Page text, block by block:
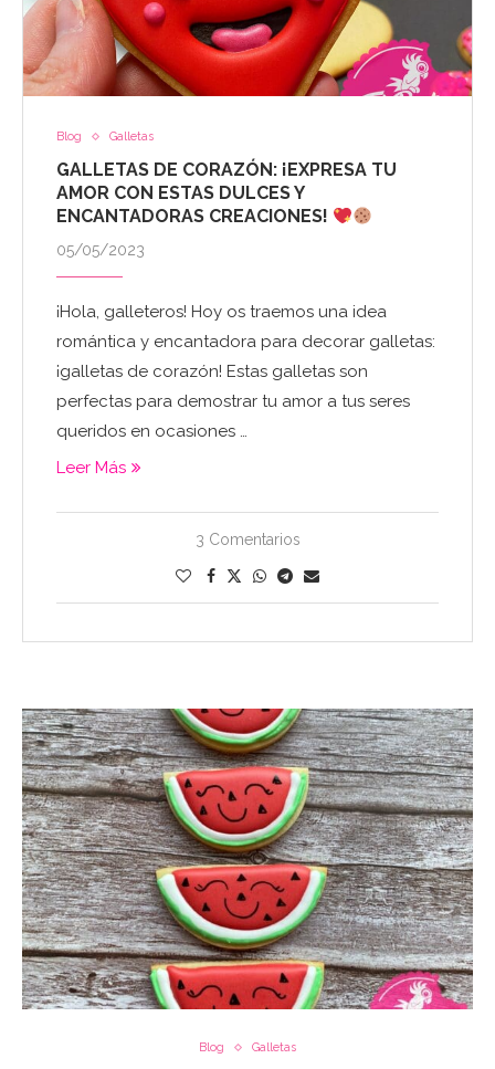
Blog Galletas
GALLETAS DE CORAZÓN: ¡EXPRESA TU
AMOR CON ESTAS DULCES Y
ENCANTADORAS CREACIONES!
05/05/2023
¡Hola, galleteros! Hoy os traemos una idea
romántica y encantadora para decorar galletas:
¡galletas de corazón! Estas galletas son
perfectas para demostrar tu amor a tus seres
queridos en ocasiones …
Leer Más
3 Comentarios
Blog Galletas